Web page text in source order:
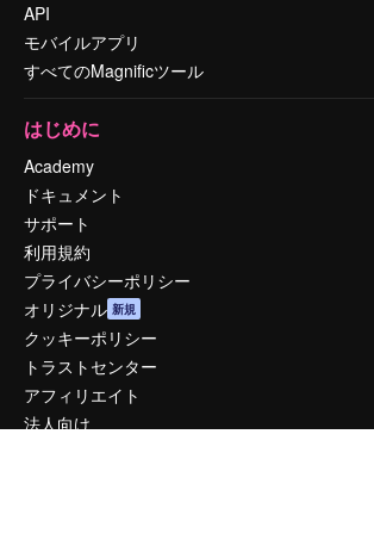
API
モバイルアプリ
すべてのMagnificツール
はじめに
Academy
ドキュメント
サポート
利用規約
プライバシーポリシー
オリジナル 新規
クッキーポリシー
トラストセンター
アフィリエイト
法人向け